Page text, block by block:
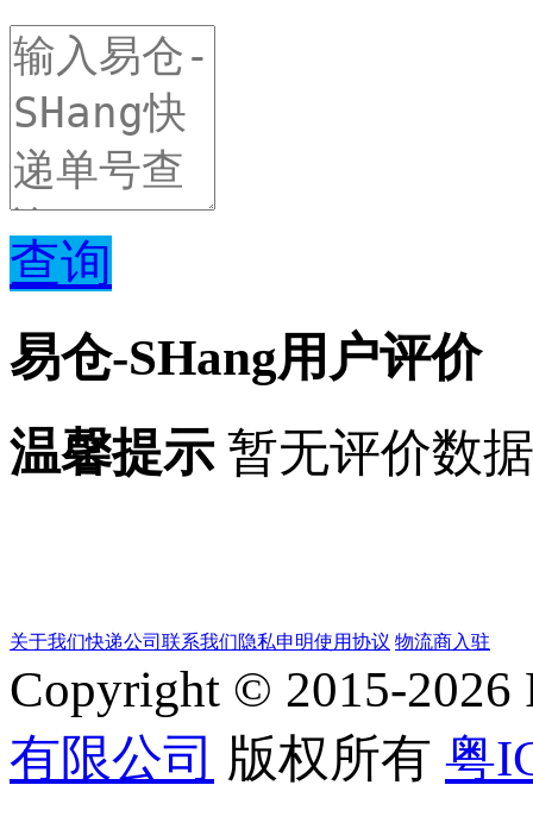
查询
易仓-SHang用户评价
温馨提示暂无评价数据
关于我们快递公司 联系我们隐私申明使用协议 物流商入驻
Copyright © 2015-2026
有限公司 版权所有 粤